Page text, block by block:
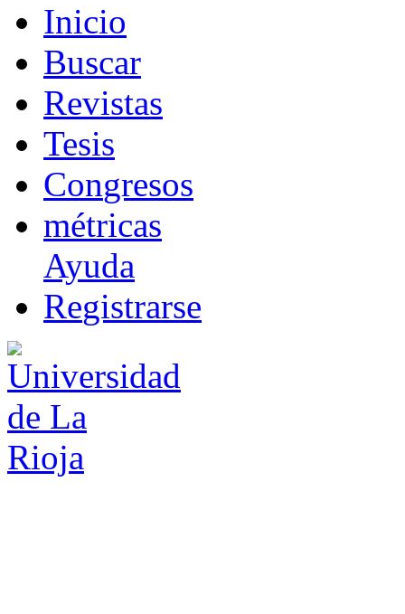
Inicio
Buscar
Revistas
Tesis
Congresos
métricas
Ayuda
Registrarse